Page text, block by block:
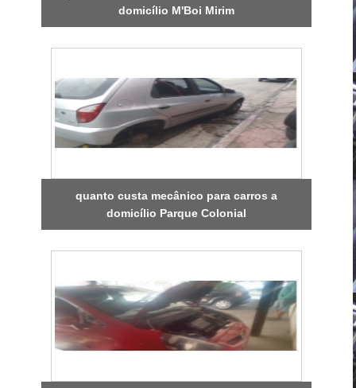
domicílio M'Boi Mirim
quanto custa mecânico para carros a
domicílio Parque Colonial